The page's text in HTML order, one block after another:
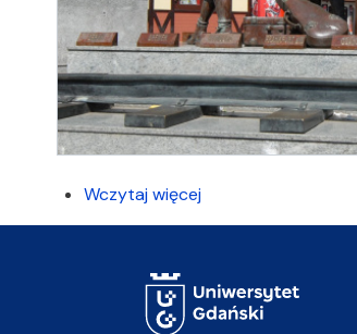
Wczytaj więcej